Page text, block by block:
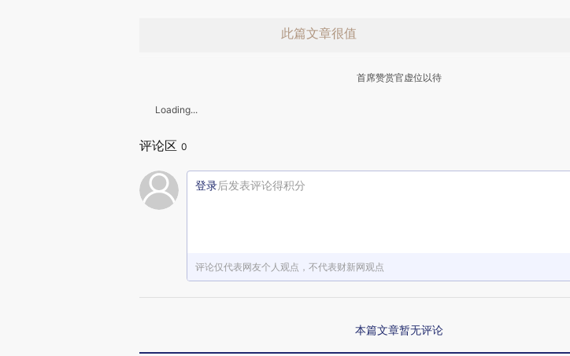
此篇文章很值
赞赏激励一下
首席赞赏官虚位以待
Loading...
评论区 0
登录后发表评论得积分
评论仅代表网友个人观点，不代表财新网观点
本篇文章暂无评论